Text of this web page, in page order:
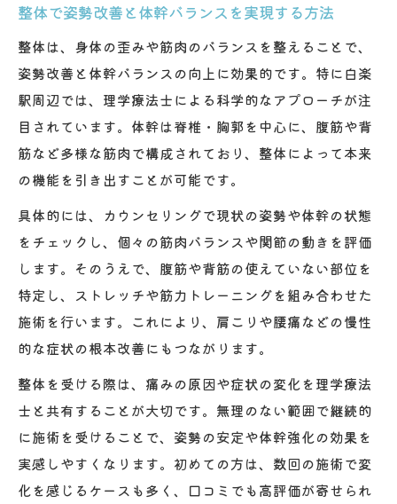
整体で姿勢改善と体幹バランスを実現する方法
整体は、身体の歪みや筋肉のバランスを整えることで、
姿勢改善と体幹バランスの向上に効果的です。特に白楽
駅周辺では、理学療法士による科学的なアプローチが注
目されています。体幹は脊椎・胸郭を中心に、腹筋や背
筋など多様な筋肉で構成されており、整体によって本来
の機能を引き出すことが可能です。
具体的には、カウンセリングで現状の姿勢や体幹の状態
をチェックし、個々の筋肉バランスや関節の動きを評価
します。そのうえで、腹筋や背筋の使えていない部位を
特定し、ストレッチや筋力トレーニングを組み合わせた
施術を行います。これにより、肩こりや腰痛などの慢性
的な症状の根本改善にもつながります。
整体を受ける際は、痛みの原因や症状の変化を理学療法
士と共有することが大切です。無理のない範囲で継続的
に施術を受けることで、姿勢の安定や体幹強化の効果を
実感しやすくなります。初めての方は、数回の施術で変
化を感じるケースも多く、口コミでも高評価が寄せられ